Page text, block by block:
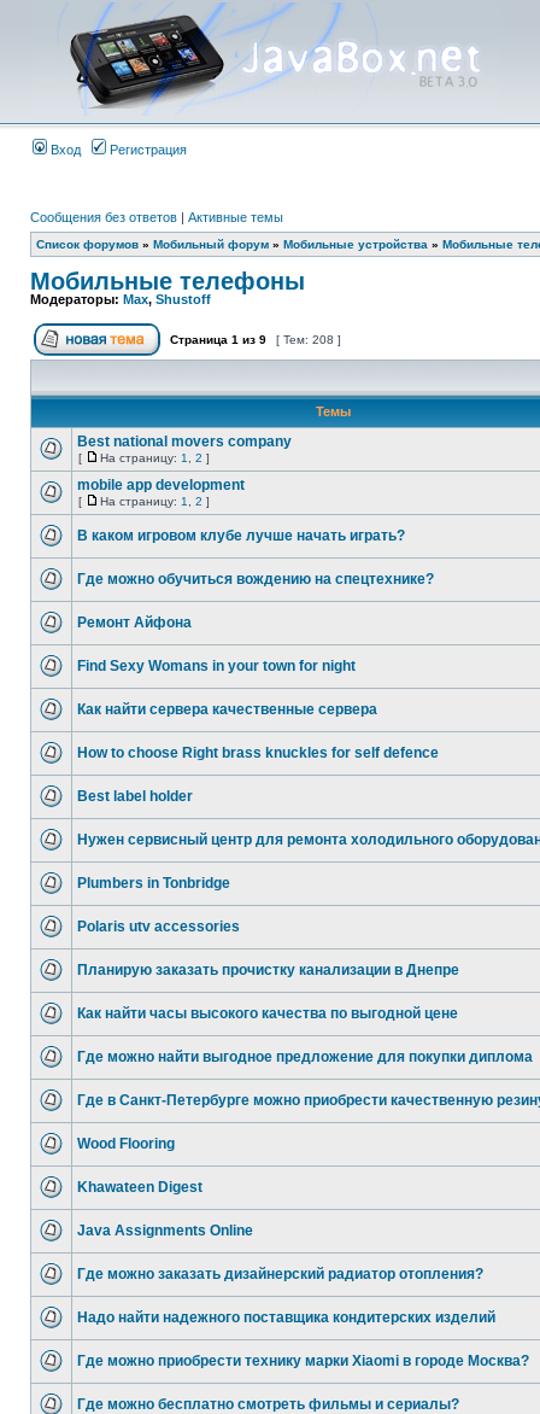
Вход Регистрация
Сообщения без ответов | Активные темы
Список форумов » Мобильный форум » Мобильные устройства » Мобильные
Мобильные телефоны
Модераторы: Max, Shustoff
Страница 1 из 9 [ Тем: 208 ]
Темы
Best national movers company
[ На страницу: 1 2 ]
mobile app development
[ На страницу: 1 2 ]
В каком игровом клубе лучше начать играть?
Где можно обучиться вождению на спецтехнике?
Ремонт Айфона
Find Sexy Womans in your town for night
Как найти сервера качественные сервера
How to choose Right brass knuckles for self defence
Best label holder
Нужен сервисный центр для ремонта холодильного
Plumbers in Tonbridge
Polaris utv accessories
Планирую заказать прочистку канализации в Днепре
Как найти часы высокого качества по выгодной цене
Где можно найти выгодное предложение для покупки диплома
Где в Санкт-Петербурге можно приобрести качественную
Wood Flooring
Khawateen Digest
Java Assignments Online
Где можно заказать дизайнерский радиатор отопления?
Надо найти надежного поставщика кондитерских изделий
Где можно приобрести технику марки Xiaomi в городе Москва?
Где можно бесплатно смотреть фильмы и сериалы?